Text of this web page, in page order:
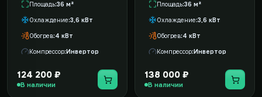
Площадь 36 м²
Охлаждение 3,6 кВт
Обогрев 4 кВт
Компрессор Инвертор
124 200 ₽
В наличии
Площадь 36 м²
Охлаждение 3,6 кВт
Обогрев 4 кВт
Компрессор Инвертор
138 000 ₽
В наличии